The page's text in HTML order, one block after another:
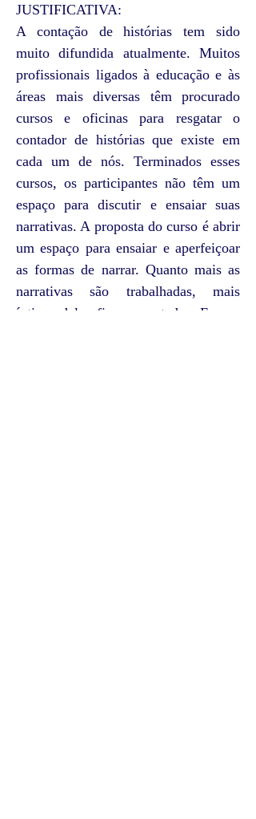
JUSTIFICATIVA:
A contação de histórias tem sido
muito difundida atualmente. Muitos
profissionais ligados à educação e às
áreas mais diversas têm procurado
cursos e oficinas para resgatar o
contador de histórias que existe em
cada um de nós. Terminados esses
cursos, os participantes não têm um
espaço para discutir e ensaiar suas
narrativas. A proposta do curso é abrir
um espaço para ensaiar e aperfeiçoar
as formas de narrar. Quanto mais as
narrativas são trabalhadas, mais
íntimo delas fica o contador. E essa